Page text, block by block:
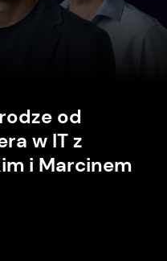
od
w IT z
i Marcinem